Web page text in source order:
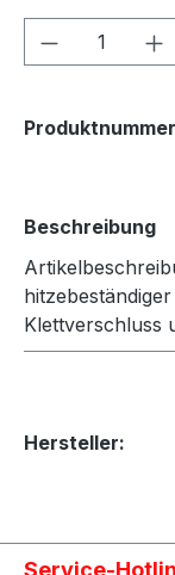
Produkt
Beschreibung
Klettverschluss
Hersteller:
Service-